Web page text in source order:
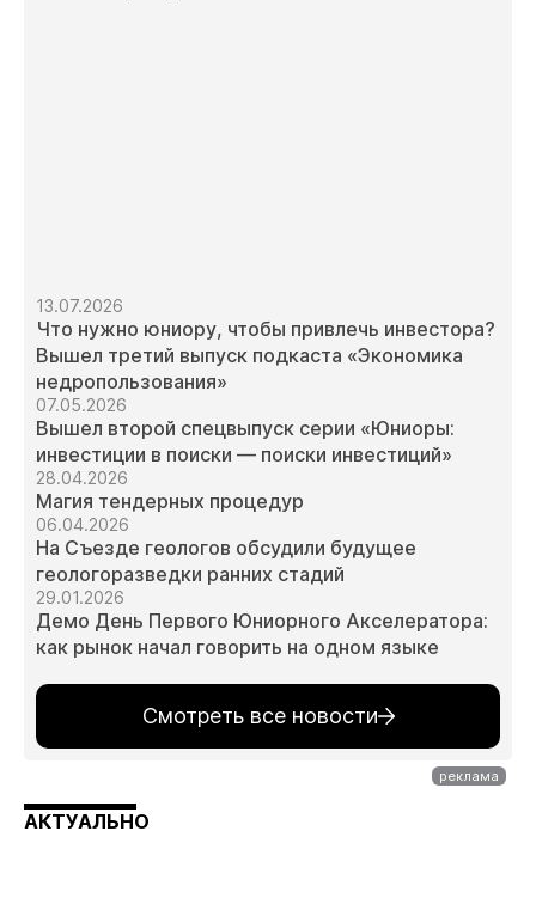
13.07.2026
Что нужно юниору, чтобы привлечь инвестора?
Вышел третий выпуск подкаста «Экономика
недропользования»
07.05.2026
Вышел второй спецвыпуск серии «Юниоры:
инвестиции в поиски — поиски инвестиций»
28.04.2026
Магия тендерных процедур
06.04.2026
На Съезде геологов обсудили будущее
геологоразведки ранних стадий
29.01.2026
Демо День Первого Юниорного Акселератора:
как рынок начал говорить на одном языке
Смотреть все новости
АКТУАЛЬНО